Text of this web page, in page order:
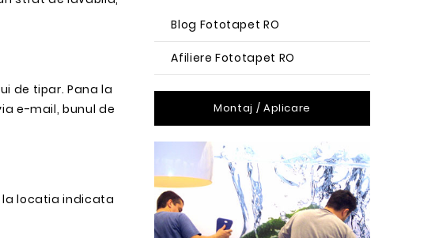
de tipar. Pana la
e-mail, bunul de
la locatia indicata
Blog Fototapet RO
Afiliere Fototapet RO
Montaj / Aplicare